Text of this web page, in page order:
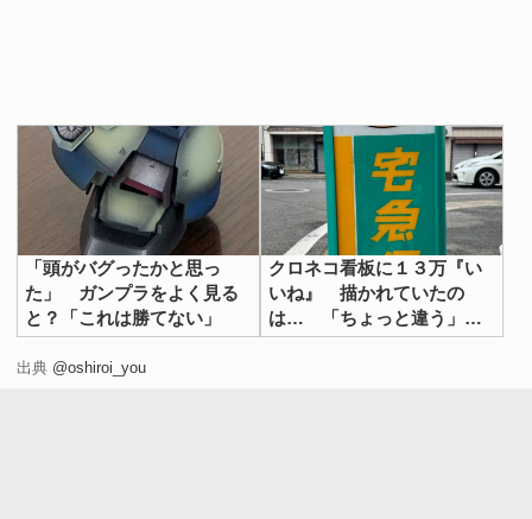
「頭がバグったかと思っ
た」 ガンプラをよく見る
と？「これは勝てない」
クロネコ看板に１３万『い
いね』 描かれていたの
は… 「ちょっと違う」
「よすぎて声出た」
出典 @oshiroi_you